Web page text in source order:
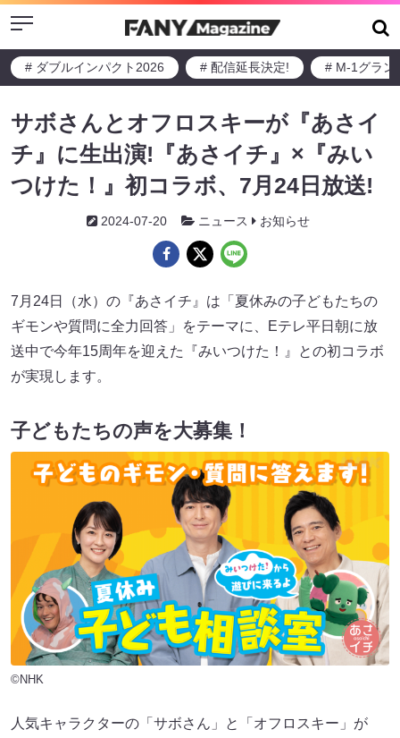
Menu
# ダブルインパクト2026 # 配信延長決定! # M-1グラン
サボさんとオフロスキーが『あさイ
チ』に生出演!『あさイチ』×『みい
つけた！』初コラボ、7月24日放送!
2024-07-20 ニュース お知らせ
7月24日（水）の『あさイチ』は「夏休みの子どもたちの
ギモンや質問に全力回答」をテーマに、Eテレ平日朝に放
送中で今年15周年を迎えた『みいつけた！』との初コラボ
が実現します。
子どもたちの声を大募集！
©NHK
人気キャラクターの「サボさん」と「オフロスキー」が